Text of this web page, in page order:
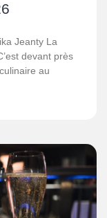
Jeanty La
devant près
au